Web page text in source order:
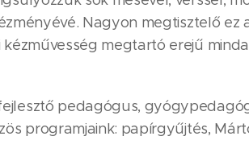
Nagyon megtisztelő ez
megtartó erejű
pedagógus,
programjaink: papírgyűjtés,